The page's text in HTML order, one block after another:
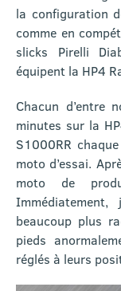
la configuration
comme en
slicks Pirelli
équipent la HP4
Chacun d’entre
minutes sur la
S1000RR
moto d’essai.
moto de
beaucoup plus
pieds
réglés à leurs